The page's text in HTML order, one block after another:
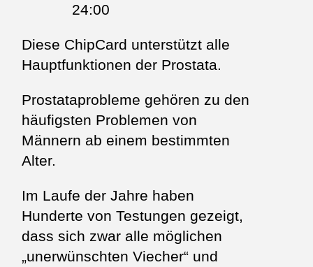
24:00
Diese ChipCard unterstützt alle
Hauptfunktionen der Prostata.
Prostataprobleme gehören zu den
häufigsten Problemen von
Männern ab einem bestimmten
Alter.
Im Laufe der Jahre haben
Hunderte von Testungen gezeigt,
dass sich zwar alle möglichen
„unerwünschten Viecher“ und